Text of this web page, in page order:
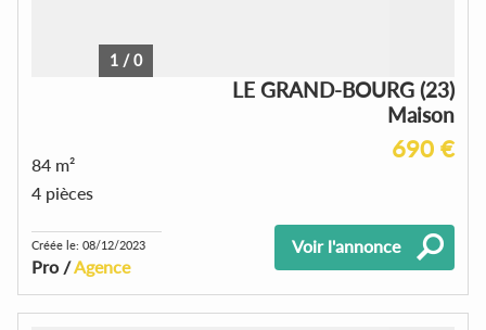
1 /0
LE GRAND-BOURG (23)
Maison
690 €
84 m²
4 pièces
Créée le: 08/12/2023
Pro /Agence
Voir l'annonce